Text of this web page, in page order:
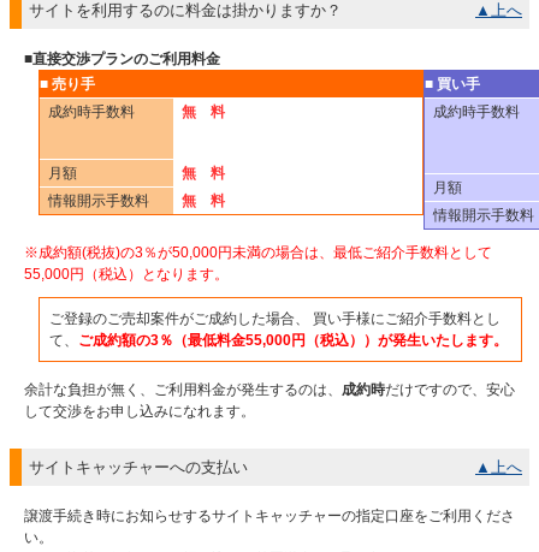
サイトを利用するのに料金は掛かりますか？ ▲上へ
■直接交渉プランのご利用料金
■ 売り手
成約時手数料
無 料
月額
無 料
情報開示手数料
無 料
■ 買い手
成約時手数料
月額
情報開示手数料
※成約額(税抜)の3％が50,000円未満の場合は、最低ご紹介手数料として
55,000円（税込）となります。
ご登録のご売却案件がご成約した場合、 買い手様にご紹介手数料とし
て、 ご成約額の3％（最低料金55,000円（税込））が発生いたします。
余計な負担が無く、ご利用料金が発生するのは、 成約時だけですので、安心
して交渉をお申し込みになれます。
サイトキャッチャーへの支払い ▲上へ
譲渡手続き時にお知らせするサイトキャッチャーの指定口座をご利用くださ
い。